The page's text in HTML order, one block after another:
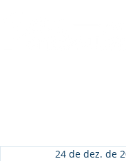
24 de dez. de